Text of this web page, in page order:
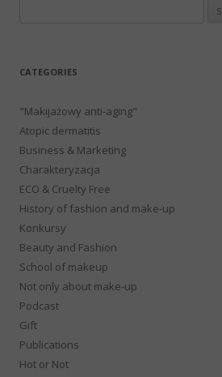
CATEGORIES
"Makijażowy anti-aging"
Atopic dermatitis
Business & Marketing
Charakteryzacja
ECO & Cruelty Free
History of fashion and make-up
Konkursy
Beauty and Fashion
School of makeup
Not only about make-up
Podcast
Gift
Publications
Hot or Not